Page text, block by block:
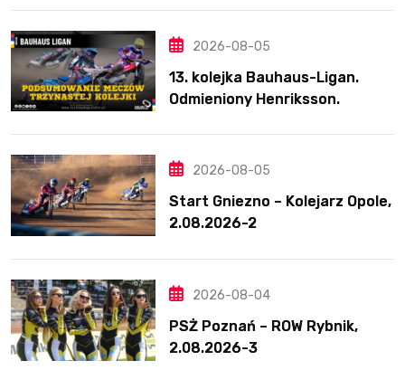
2026-08-05
13. kolejka Bauhaus-Ligan.
Odmieniony Henriksson.
2026-08-05
Start Gniezno – Kolejarz Opole,
2.08.2026-2
2026-08-04
PSŻ Poznań – ROW Rybnik,
2.08.2026-3